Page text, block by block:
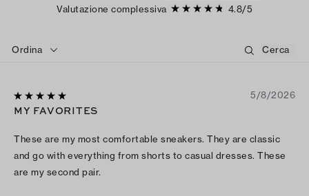
Valutazione complessiva
4.8/5
Ordina
5/8/2026
MY FAVORITES
These are my most comfortable sneakers. They are classic
and go with everything from shorts to casual dresses. These
are my second pair.